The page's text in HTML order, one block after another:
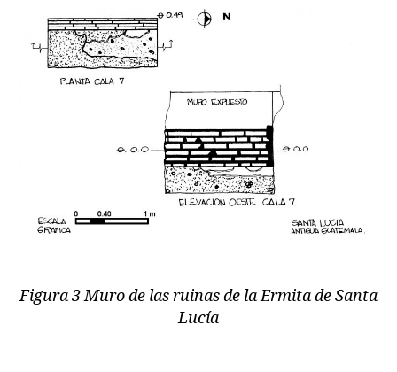
Figura 3 Muro de las ruinas de la Ermita de Santa
Lucía